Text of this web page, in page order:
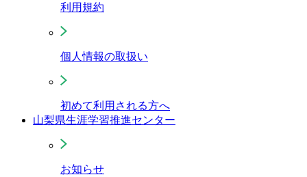
利用規約
個人情報の取扱い
初めて利用される方へ
山梨県生涯学習推進センター
お知らせ